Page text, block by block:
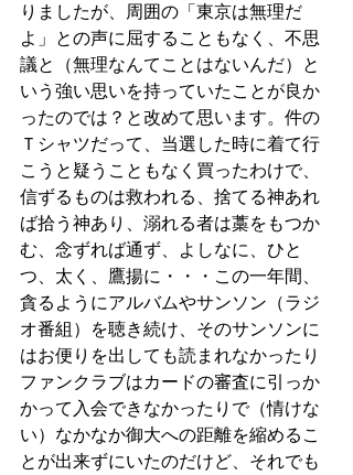
りましたが、周囲の「東京は無理だ
よ」との声に屈することもなく、不思
議と（無理なんてことはないんだ）と
いう強い思いを持っていたことが良か
ったのでは？と改めて思います。件の
Ｔシャツだって、当選した時に着て行
こうと疑うこともなく買ったわけで、
信ずるものは救われる、捨てる神あれ
ば拾う神あり、溺れる者は藁をもつか
む、念ずれば通ず、よしなに、ひと
つ、太く、鷹揚に・・・この一年間、
貪るようにアルバムやサンソン（ラジ
オ番組）を聴き続け、そのサンソンに
はお便りを出しても読まれなかったり
ファンクラブはカードの審査に引っか
かって入会できなかったりで（情けな
い）なかなか御大への距離を縮めるこ
とが出来ずにいたのだけど、それでも